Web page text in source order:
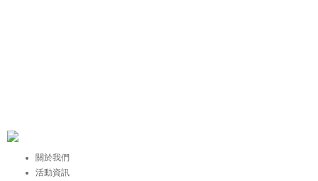
關於我們
活動資訊